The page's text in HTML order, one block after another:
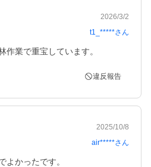
2026/3/2
t1_*****さん
作業で重宝しています。
違反報告
2025/10/8
air*****さん
よかったです。